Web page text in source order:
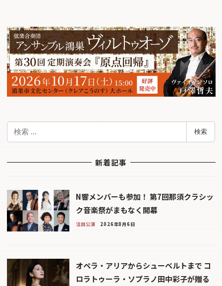
検
検索
新着記事
N響メンバーも参加！ 第7回那須クラシッ
ク音楽祭がまもなく開幕
注目公演 2026年8月6日
オペラ・アリアからシューベルトまで コ
ロラトゥーラ・ソプラノ田中彩子が贈る